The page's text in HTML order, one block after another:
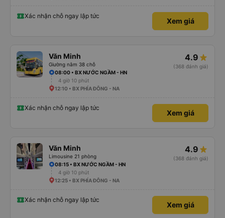
Xác nhận chỗ ngay lập tức
Xem giá
Văn Minh
Giường nằm 38 chỗ
4.9
(368 đánh giá)
08:00 • BX NƯỚC NGẦM - HN
4 giờ 10 phút
12:10 • BX PHÍA ĐÔNG - NA
Xác nhận chỗ ngay lập tức
Xem giá
Văn Minh
Limousine 21 phòng
4.9
(368 đánh giá)
08:15 • BX NƯỚC NGẦM - HN
4 giờ 10 phút
12:25 • BX PHÍA ĐÔNG - NA
Xác nhận chỗ ngay lập tức
Xem giá